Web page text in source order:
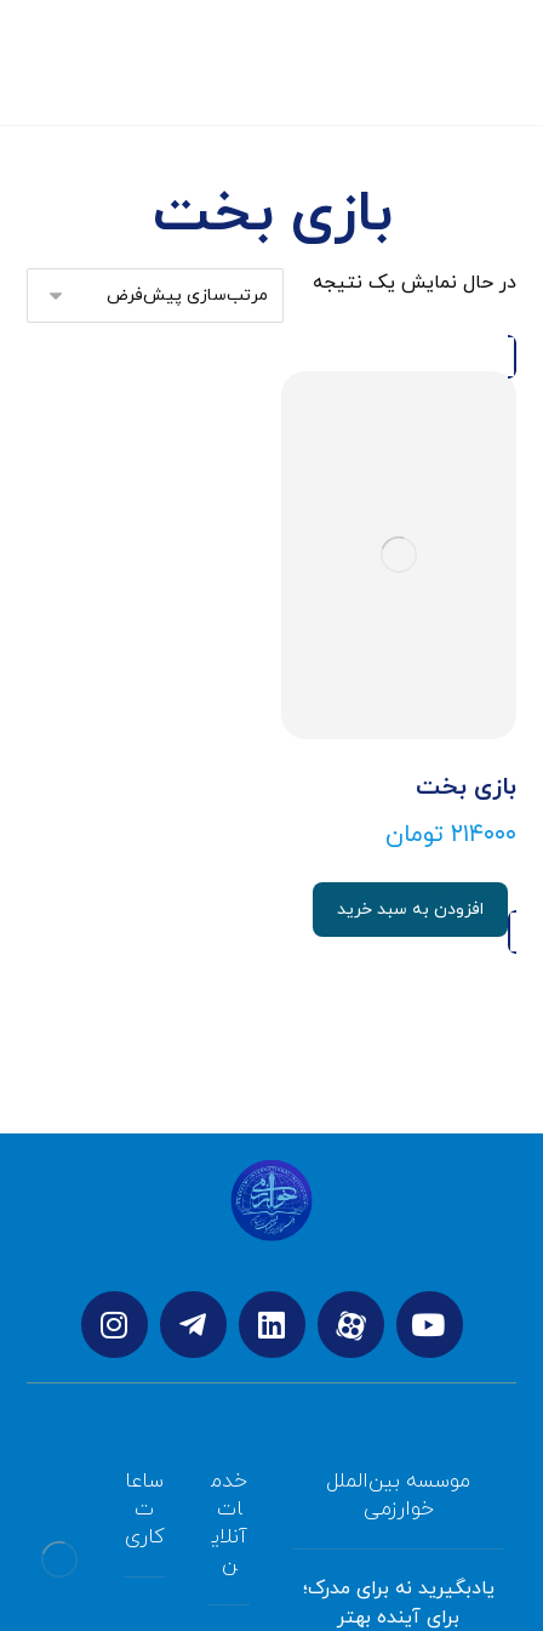
بازی بخت
در حال نمایش یک نتیجه
بازی بخت
۲۱۴۰۰۰ تومان
افزودن به سبد خرید
موسسه بین‌الملل
خوارزمی
یادبگیرید نه برای مدرک؛
برای آینده بهتر
خدم
ات
آنلای
ن
ساعا
ت
کاری